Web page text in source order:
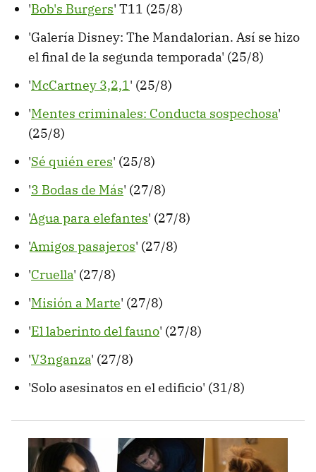
'Bob's Burgers' T11 (25/8)
'Galería Disney: The Mandalorian. Así se hizo
el final de la segunda temporada' (25/8)
'McCartney 3,2,1' (25/8)
'Mentes criminales: Conducta sospechosa'
(25/8)
'Sé quién eres' (25/8)
'3 Bodas de Más' (27/8)
'Agua para elefantes' (27/8)
'Amigos pasajeros' (27/8)
'Cruella' (27/8)
'Misión a Marte' (27/8)
'El laberinto del fauno' (27/8)
'V3nganza' (27/8)
'Solo asesinatos en el edificio' (31/8)